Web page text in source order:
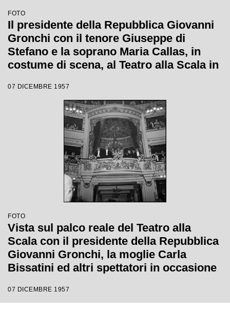
FOTO
Il presidente della Repubblica Giovanni
Gronchi con il tenore Giuseppe di
Stefano e la soprano Maria Callas, in
costume di scena, al Teatro alla Scala in
stagione lirica 1957-1958 con l'opera
"Un ballo in maschera", di Giuseppe
Verdi, diretta da Gianandrea Gavazzeni
con la regia di Margherita Wallmann
07 DICEMBRE 1957
FOTO
Vista sul palco reale del Teatro alla
Scala con il presidente della Repubblica
Giovanni Gronchi, la moglie Carla
Bissatini ed altri spettatori in occasione
lirica 1957-1958 con l'opera "Un ballo in
07 DICEMBRE 1957